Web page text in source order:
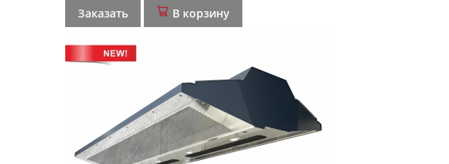
Заказать В корзину